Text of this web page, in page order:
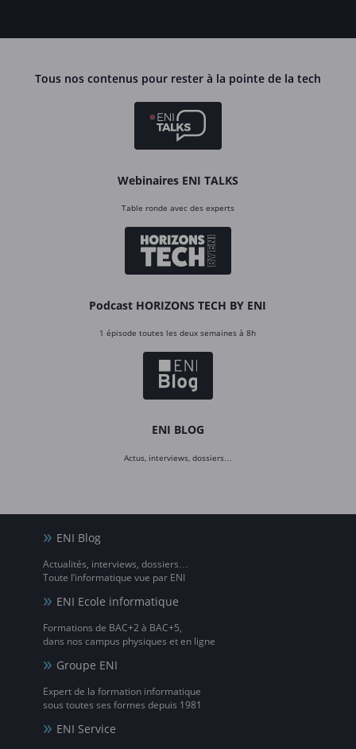
Tous nos contenus pour rester à la pointe de la tech
Webinaires ENI TALKS
Table ronde avec des experts
Podcast HORIZONS TECH BY ENI
1 épisode toutes les deux semaines à 8h
ENI BLOG
Actus, interviews, dossiers…
ENI Blog
Actualités, interviews, dossiers…
Toute l’informatique vue par ENI
ENI Ecole informatique
Formations de BAC+2 à BAC+5,
dans nos campus physiques et en ligne
Groupe ENI
Expert de la formation informatique
sous toutes ses formes depuis 1981
ENI Service